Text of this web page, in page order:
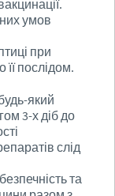
умов
при
послідом.
який
3-х діб до
слід
та